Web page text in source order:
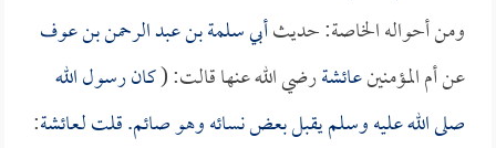
ومن أحواله الخاصة: حديثأبي سلمة بن عبد الرحمن بن عوف
عن أم المؤمنينعائشةرضي الله عنها قالت: (كان رسول الله
صلى الله عليه وسلم يقبل بعض نسائه وهو صائم. قلت لـعائشة: